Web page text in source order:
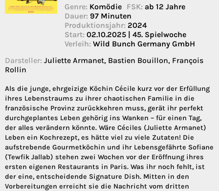
Genre: Komödie FSK: ab 12 Jahre
Dauer: 97 Minuten
Produktionsjahr: 2024
Start: 02.10.2025 | 45. Spielwoche
Verleih: Wild Bunch Germany GmbH
Darsteller: Juliette Armanet, Bastien Bouillon, François
Rollin
Als die junge, ehrgeizige Köchin Cécile kurz vor der Erfüllung
ihres Lebenstraums zu ihrer chaotischen Familie in die
französische Provinz zurückkehren muss, gerät ihr perfekt
durchgeplantes Leben gehörig ins Wanken – für einen Tag,
der alles verändern könnte. Wäre Céciles (Juliette Armanet)
Leben ein Kochrezept, es hätte viel zu viele Zutaten! Die
aufstrebende Gourmetköchin und ihr Lebensgefährte Sofiane
(Tewfik Jallab) stehen zwei Wochen vor der Eröffnung ihres
ersten eigenen Restaurants in Paris. Was ihr noch fehlt, ist
der eine, entscheidende Signature Dish. Mitten in den
Vorbereitungen erreicht sie die Nachricht vom dritten